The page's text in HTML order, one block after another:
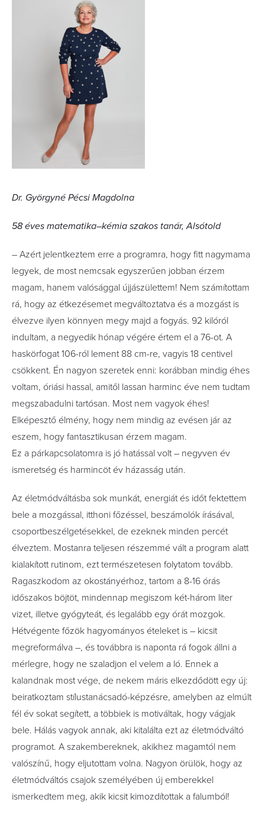
Dr. Györgyné Pécsi Magdolna
58 éves matematika–kémia szakos tanár, Alsótold
– Azért jelentkeztem erre a programra, hogy fitt nagymama
legyek, de most nemcsak egyszerűen jobban érzem
magam, hanem valósággal újjászülettem! Nem számítottam
rá, hogy az étkezésemet megváltoztatva és a mozgást is
élvezve ilyen könnyen megy majd a fogyás. 92 kilóról
indultam, a negyedik hónap végére értem el a 76-ot. A
haskörfogat 106-ról lement 88 cm-re, vagyis 18 centivel
csökkent. Én nagyon szeretek enni: korábban mindig éhes
voltam, óriási hassal, amitől lassan harminc éve nem tudtam
megszabadulni tartósan. Most nem vagyok éhes!
Elképesztő élmény, hogy nem mindig az evésen jár az
eszem, hogy fantasztikusan érzem magam.
Ez a párkapcsolatomra is jó hatással volt – negyven év
ismeretség és harmincöt év házasság után.
Az életmódváltásba sok munkát, energiát és időt fektettem
bele a mozgással, itthoni főzéssel, beszámolók írásával,
csoportbeszélgetésekkel, de ezeknek minden percét
élveztem. Mostanra teljesen részemmé vált a program alatt
kialakított rutinom, ezt természetesen folytatom tovább.
Ragaszkodom az okostányérhoz, tartom a 8-16 órás
időszakos böjtöt, mindennap megiszom két-három liter
vizet, illetve gyógyteát, és legalább egy órát mozgok.
Hétvégente főzök hagyományos ételeket is – kicsit
megreformálva –, és továbbra is naponta rá fogok állni a
mérlegre, hogy ne szaladjon el velem a ló. Ennek a
kalandnak most vége, de nekem máris elkezdődött egy új:
beiratkoztam stílustanácsadó-képzésre, amelyben az elmúlt
fél év sokat segített, a többiek is motiváltak, hogy vágjak
bele. Hálás vagyok annak, aki kitalálta ezt az életmódváltó
programot. A szakembereknek, akikhez magamtól nem
valószínű, hogy eljutottam volna. Nagyon örülök, hogy az
életmódváltós csajok személyében új emberekkel
ismerkedtem meg, akik kicsit kimozdítottak a ­falumból!